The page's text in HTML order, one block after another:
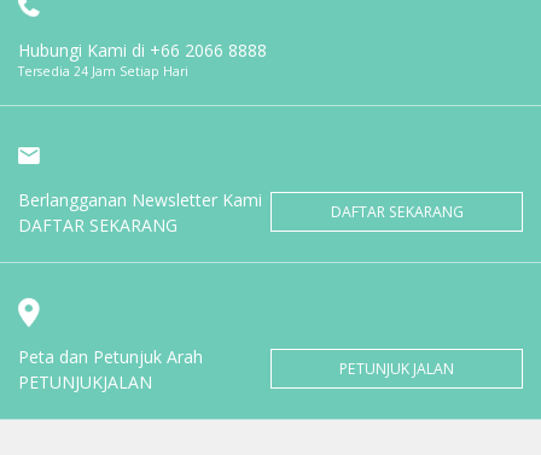
Hubungi Kami di +66 2066 8888
Tersedia 24 Jam Setiap Hari
Berlangganan Newsletter Kami
DAFTAR SEKARANG
DAFTAR SEKARANG
Peta dan Petunjuk Arah
PETUNJUKJALAN
PETUNJUK JALAN